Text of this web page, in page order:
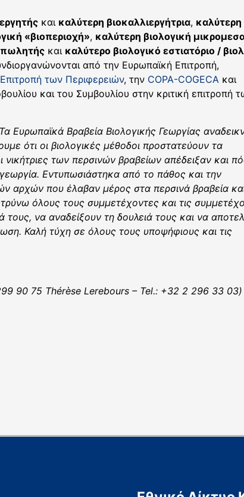
και καλύτερη βιοκαλλιεργήτρια, καλύτερη
«βιοπεριοχή», καλύτερη βιολογική
και καλύτερο βιολογικό εστιατόριο /
από την Ευρωπαϊκή Επιτροπή,
των Περιφερειών, την COPA-COGECA και
και του Συμβουλίου στην κριτική επιτροπή
Τα Ευρωπαϊκά Βραβεία Βιολογικής Γεωργίας
ότι οι βιολογικές μέθοδοι προστατεύουν τα
των περσινών βραβείων απέδειξαν και
Εντυπωσιάστηκα από το πάθος και την
αρχών που έλαβαν μέρος στα περσινά βραβεία
όλους τους συμμετέχοντες και τις
να αναδείξουν τη δουλειά τους και να
Καλή τύχη σε όλους τους υποψήφιους και τις
90 75 Thérèse Lerebours – Tel.: +32 2 296 33 03)